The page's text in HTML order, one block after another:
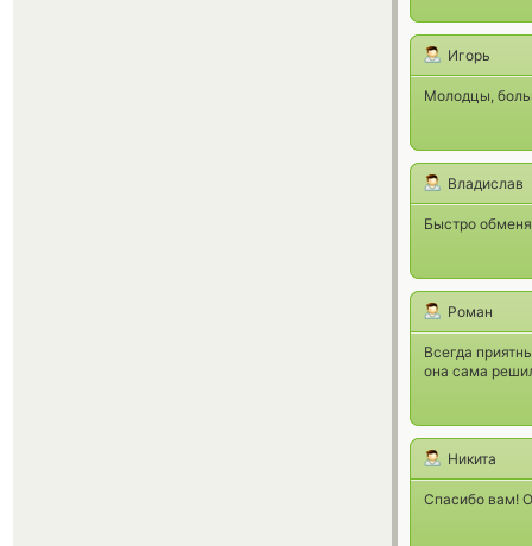
Игорь
Молодцы,
Владислав
Быстро
Роман
Всегда
она сама
Никита
Спасибо вам!